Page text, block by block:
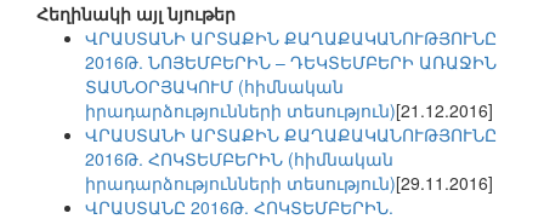
Հեղինակի այլ նյութեր
ՎՐԱՍՏԱՆԻ ԱՐՏԱՔԻՆ ՔԱՂԱՔԱԿԱՆՈՒԹՅՈՒՆԸ
2016Թ. ՆՈՅԵՄԲԵՐԻՆ – ԴԵԿՏԵՄԲԵՐԻ ԱՌԱՋԻՆ
ՏԱՍՆՕՐՅԱԿՈՒՄ (հիմնական
իրադարձությունների տեսություն)[21.12.2016]
ՎՐԱՍՏԱՆԻ ԱՐՏԱՔԻՆ ՔԱՂԱՔԱԿԱՆՈՒԹՅՈՒՆԸ
2016Թ. ՀՈԿՏԵՄԲԵՐԻՆ (հիմնական
իրադարձությունների տեսություն)[29.11.2016]
ՎՐԱՍՏԱՆԸ 2016Թ. ՀՈԿՏԵՄԲԵՐԻՆ.